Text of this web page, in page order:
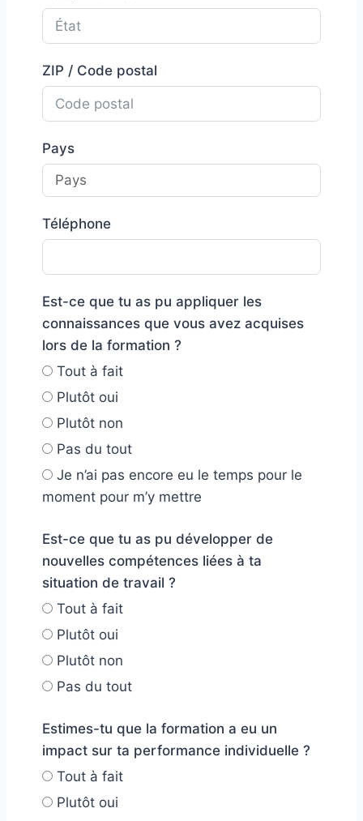
ZIP / Code postal
Pays
Téléphone
Est-ce que tu as pu appliquer les
connaissances que vous avez acquises
lors de la formation ?
Tout à fait
Plutôt oui
Plutôt non
Pas du tout
Je n’ai pas encore eu le temps pour le
moment pour m’y mettre
Est-ce que tu as pu développer de
nouvelles compétences liées à ta
situation de travail ?
Tout à fait
Plutôt oui
Plutôt non
Pas du tout
Estimes-tu que la formation a eu un
impact sur ta performance individuelle ?
Tout à fait
Plutôt oui